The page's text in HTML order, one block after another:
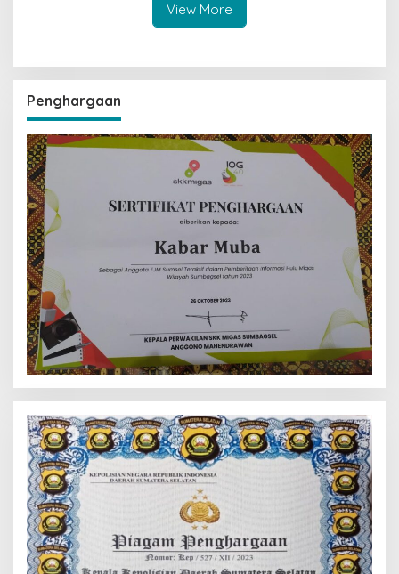
View More
Penghargaan